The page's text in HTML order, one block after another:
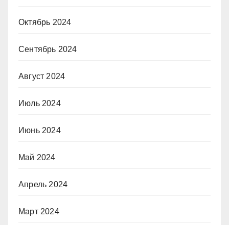
Октябрь 2024
Сентябрь 2024
Август 2024
Июль 2024
Июнь 2024
Май 2024
Апрель 2024
Март 2024